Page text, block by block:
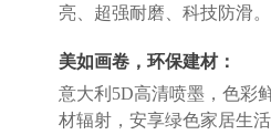
亮、超强耐磨、科技防滑。
美如画卷，环保建材：
意大利5D高清喷墨，色彩
材辐射，安享绿色家居生活